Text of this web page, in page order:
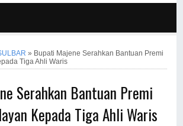
» Bupati Majene Serahkan Bantuan Premi
Tiga Ahli Waris
Serahkan Bantuan Premi
Kepada Tiga Ahli Waris